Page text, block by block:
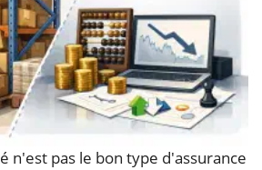
n'est pas le bon type d'assurance